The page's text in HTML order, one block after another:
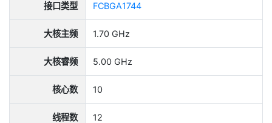
接口类型 FCBGA1744
大核主频 1.70 GHz
大核睿频 5.00 GHz
核心数 10
线程数 12